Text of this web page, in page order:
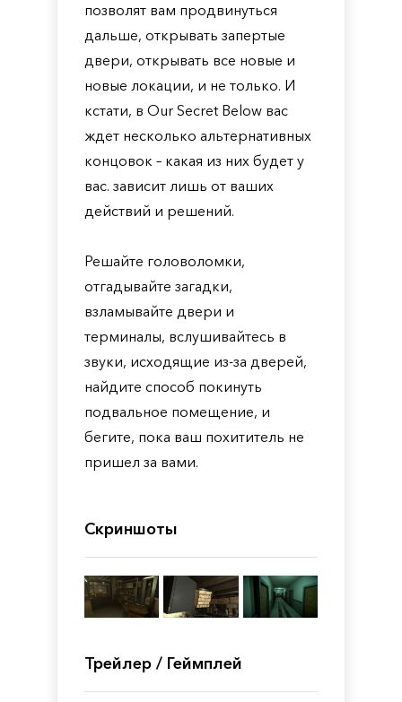
позволят вам продвинуться
дальше, открывать запертые
двери, открывать все новые и
новые локации, и не только. И
кстати, в Our Secret Below вас
ждет несколько альтернативных
концовок – какая из них будет у
вас. зависит лишь от ваших
действий и решений.
Решайте головоломки,
отгадывайте загадки,
взламывайте двери и
терминалы, вслушивайтесь в
звуки, исходящие из-за дверей,
найдите способ покинуть
подвальное помещение, и
бегите, пока ваш похититель не
пришел за вами.
Скриншоты
Трейлер / Геймплей